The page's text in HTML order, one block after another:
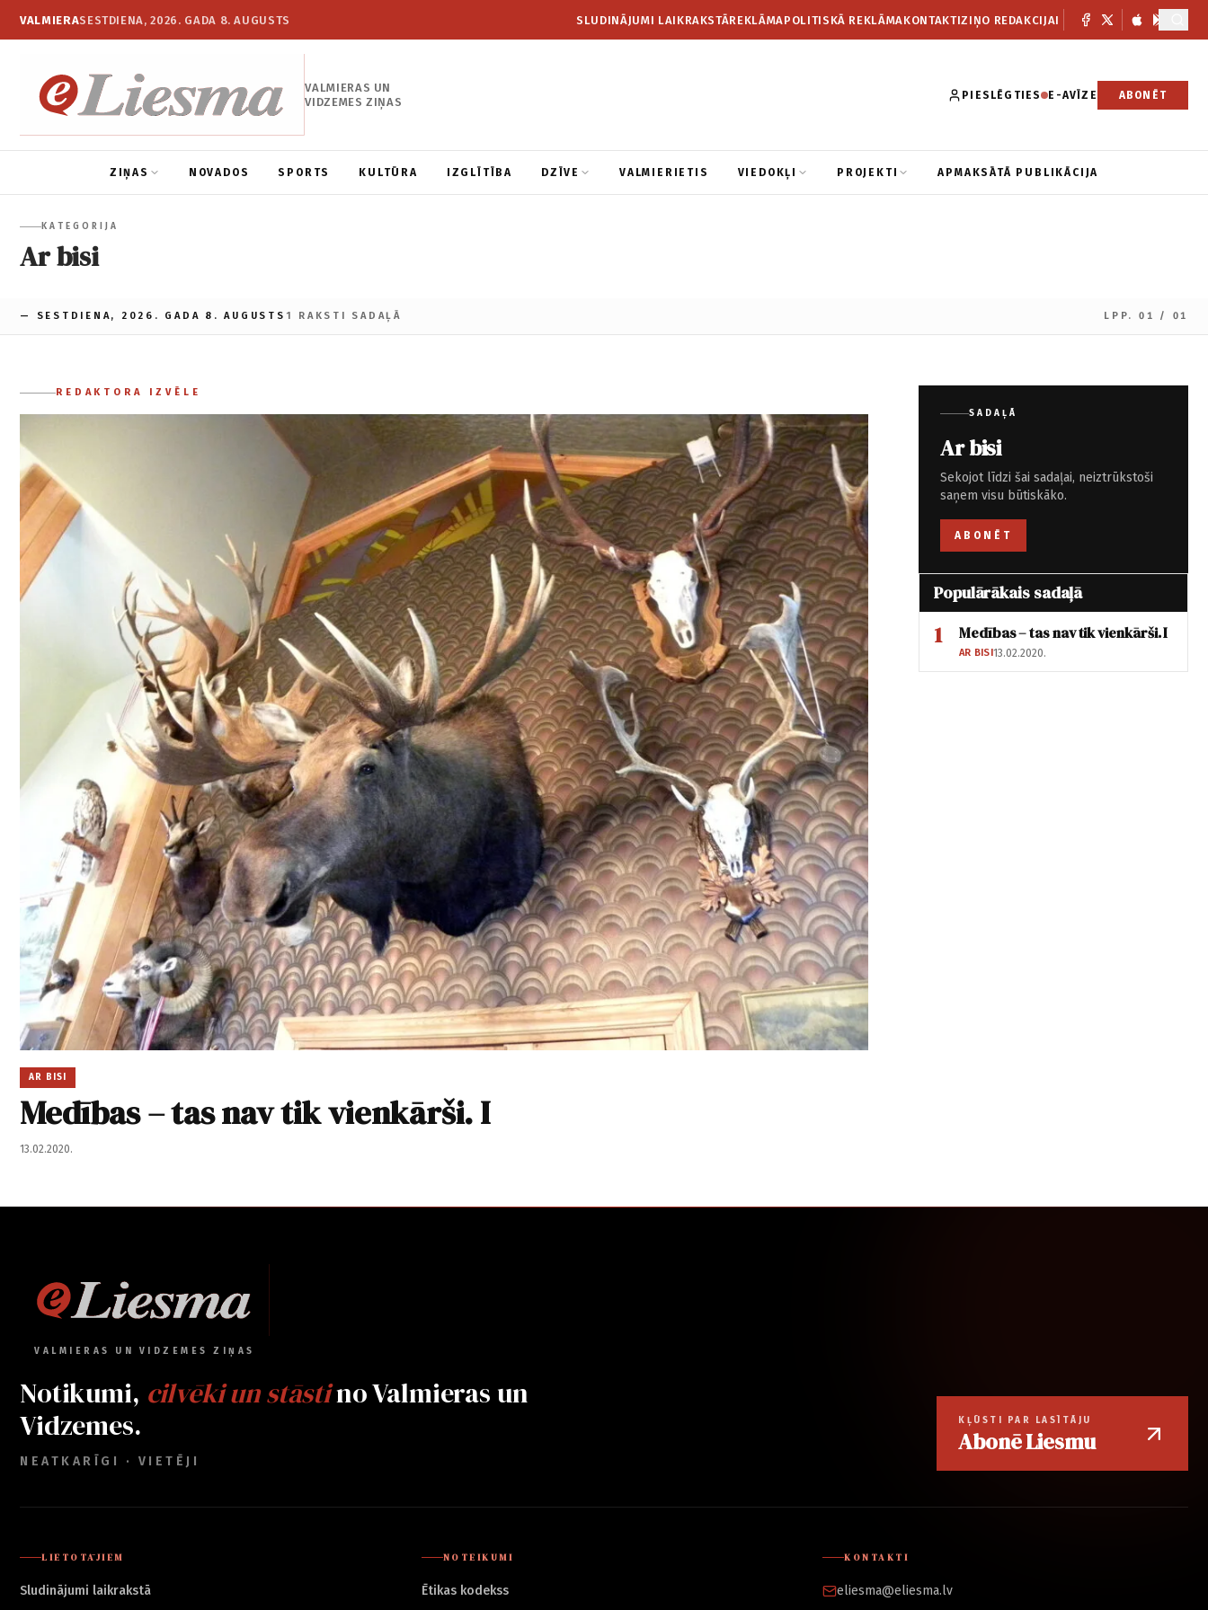
VALMIERASESTDIENA, 2026. GADA 8. AUGUSTS SLUDINĀJUMI LAIKRAKSTĀREKLĀMAPOLITISKĀ REKLĀMAKONTAKTIZIŅO REDAKCIJAI
VALMIERAS UN
VIDZEMES ZIŅAS
PIESLĒGTIES E-AVĪZE ABONĒT
ZIŅAS NOVADOS SPORTS KULTŪRA IZGLĪTĪBA DZĪVE VALMIERIETIS VIEDOKĻI PROJEKTI APMAKSĀTĀ PUBLIKĀCIJA
KATEGORIJA
Ar bisi
— SESTDIENA, 2026. GADA 8. AUGUSTS 1 RAKSTI SADAĻĀ LPP. 01 / 01
REDAKTORA IZVĒLE
AR BISI
Medības – tas nav tik vienkārši. I
13.02.2020.
SADAĻĀ
Ar bisi
Sekojot līdzi šai sadaļai, neiztrūkstoši
saņem visu būtiskāko.
ABONĒT
Populārākais sadaļā
1 Medības – tas nav tik vienkārši. I
AR BISI 13.02.2020.
VALMIERAS UN VIDZEMES ZIŅAS
Notikumi, cilvēki un stāstino Valmieras un
Vidzemes.
NEATKARĪGI · VIETĒJI
KĻŪSTI PAR LASĪTĀJU
Abonē Liesmu
LIETOTĀJIEM
Sludinājumi laikrakstā
NOTEIKUMI
Ētikas kodekss
KONTAKTI
eliesma@eliesma.lv